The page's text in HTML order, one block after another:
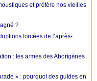
et préfère nos vieilles
?
forcées de l’après-
: les armes des Aborigènes
» : pourquoi des guides en